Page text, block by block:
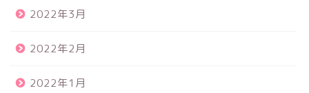
2022年3月
2022年2月
2022年1月